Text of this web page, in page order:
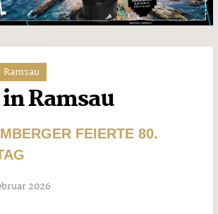
Ramsau
Ramsau
FEIERTE 80.
2026